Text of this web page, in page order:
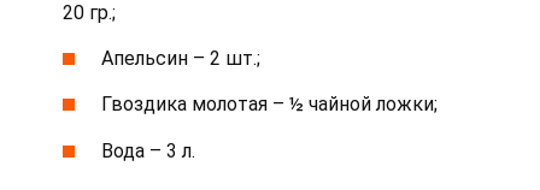
20 гр.;
Апельсин – 2 шт.;
Гвоздика молотая – ½ чайной ложки;
Вода – 3 л.